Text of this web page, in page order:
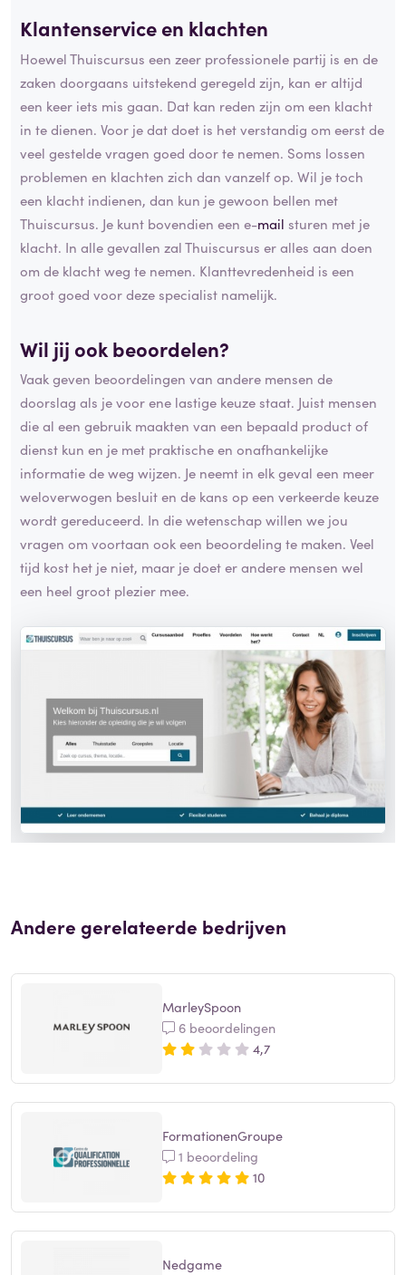
Klantenservice en klachten
Hoewel Thuiscursus een zeer professionele partij is en de
zaken doorgaans uitstekend geregeld zijn, kan er altijd
een keer iets mis gaan. Dat kan reden zijn om een klacht
in te dienen. Voor je dat doet is het verstandig om eerst de
veel gestelde vragen goed door te nemen. Soms lossen
problemen en klachten zich dan vanzelf op. Wil je toch
een klacht indienen, dan kun je gewoon bellen met
Thuiscursus. Je kunt bovendien een e-mail sturen met je
klacht. In alle gevallen zal Thuiscursus er alles aan doen
om de klacht weg te nemen. Klanttevredenheid is een
groot goed voor deze specialist namelijk.
Wil jij ook beoordelen?
Vaak geven beoordelingen van andere mensen de
doorslag als je voor ene lastige keuze staat. Juist mensen
die al een gebruik maakten van een bepaald product of
dienst kun en je met praktische en onafhankelijke
informatie de weg wijzen. Je neemt in elk geval een meer
weloverwogen besluit en de kans op een verkeerde keuze
wordt gereduceerd. In die wetenschap willen we jou
vragen om voortaan ook een beoordeling te maken. Veel
tijd kost het je niet, maar je doet er andere mensen wel
een heel groot plezier mee.
Andere gerelateerde bedrijven
MarleySpoon
6 beoordelingen
4,7
FormationenGroupe
1 beoordeling
10
Nedgame